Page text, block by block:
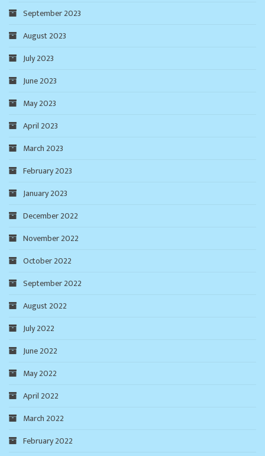
September 2023
August 2023
July 2023
June 2023
May 2023
April 2023
March 2023
February 2023
January 2023
December 2022
November 2022
October 2022
September 2022
August 2022
July 2022
June 2022
May 2022
April 2022
March 2022
February 2022